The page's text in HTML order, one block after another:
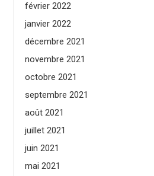
février 2022
janvier 2022
décembre 2021
novembre 2021
octobre 2021
septembre 2021
août 2021
juillet 2021
juin 2021
mai 2021